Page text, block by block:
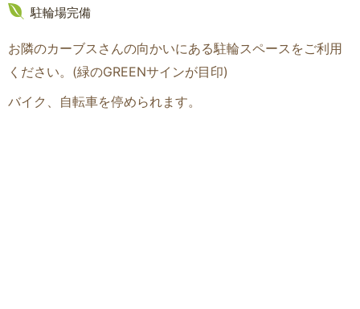
駐輪場完備
お隣のカーブスさんの向かいにある駐輪スペースをご利用
ください。(緑のGREENサインが目印)
バイク、自転車を停められます。